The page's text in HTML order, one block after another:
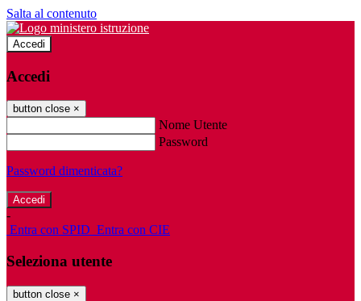
Salta al contenuto
Accedi
Accedi
button close ×
Nome Utente
Password
Password dimenticata?
-
Entra con SPID Entra con CIE
Seleziona utente
button close ×